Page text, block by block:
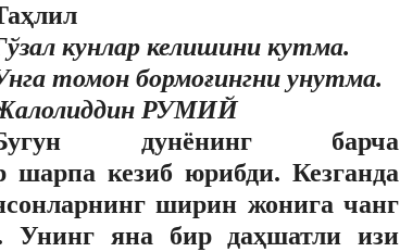
кунлар келишини кутма.
томон бормоғингни унутма.
РУМИЙ
дунёнинг барча
шарпа кезиб юрибди. Кезганда
ширин жонига чанг
Унинг яна бир даҳшатли изи